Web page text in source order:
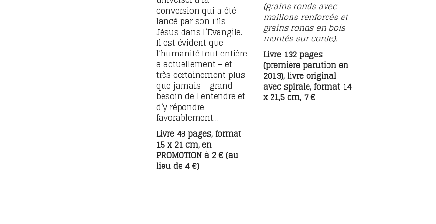
conversion qui a été
lancé par son Fils
Jésus dans l’Evangile.
Il est évident que
l’humanité tout entière
a actuellement – et
très certainement plus
que jamais – grand
besoin de l’entendre et
d’y répondre
favorablement…
Livre 48 pages, format
15 x 21 cm, en
PROMOTION à 2 € (au
lieu de 4 €)
(grains ronds avec
maillons renforcés et
grains ronds en bois
montés sur corde).
Livre 132 pages
(première parution en
2013), livre original
avec spirale, format 14
x 21,5 cm, 7 €